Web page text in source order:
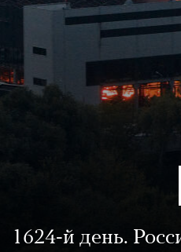
1624-й день.